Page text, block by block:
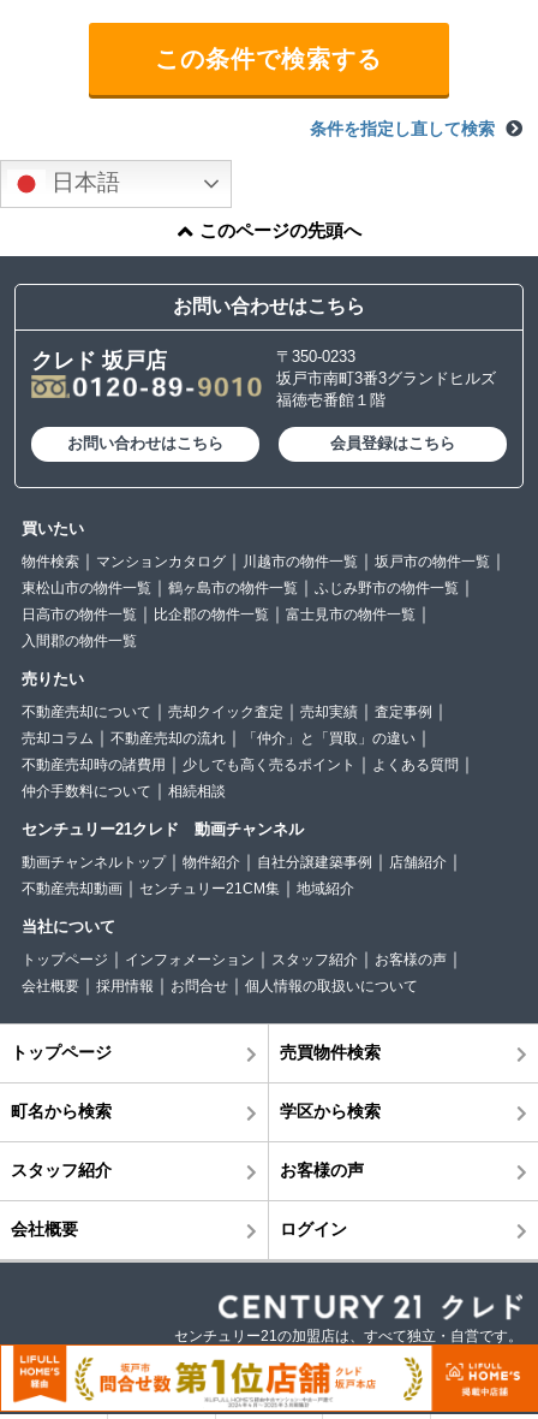
条件を指定し直して検索
日本語
このページの先頭へ
お問い合わせはこちら
クレド 坂戸店
〒350-0233
坂戸市南町3番3グランドヒルズ
福徳壱番館１階
お問い合わせはこちら 会員登録はこちら
買いたい
物件検索 マンションカタログ 川越市の物件一覧
坂戸市の物件一覧
東松山市の物件一覧
鶴ヶ島市の物件一覧
ふじみ野市の物件一覧
日高市の物件一覧
比企郡の物件一覧
富士見市の物件一覧
入間郡の物件一覧
売りたい
不動産売却について 売却クイック査定 売却実績
査定事例
売却コラム
不動産売却の流れ
「仲介」と「買取」の違い
不動産売却時の諸費用
少しでも高く売るポイント
よくある質問
仲介手数料について
相続相談
センチュリー21クレド 動画チャンネル
動画チャンネルトップ 物件紹介 自社分譲建築事例
店舗紹介
不動産売却動画
センチュリー21CM集 地域紹介
当社について
トップページ インフォメーション スタッフ紹介
お客様の声
会社概要
採用情報 お問合せ 個人情報の取扱いについて
トップページ 売買物件検索
町名から検索 学区から検索
スタッフ紹介 お客様の声
会社概要 ログイン
センチュリー21の加盟店は、すべて独立・自営です。
©株式会社クレド